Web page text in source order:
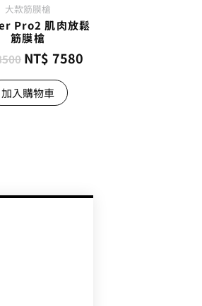
大款筋膜槍
Pro2 肌肉放鬆
筋膜槍
NT$ 7580
加入購物車